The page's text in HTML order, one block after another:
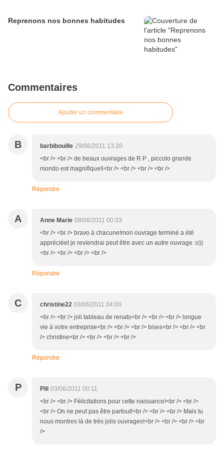
Reprenons nos bonnes habitudes
Commentaires
Ajouter un commentaire
B barbibouille 29/06/2011 13:20
<br /> <br /> de beaux ouvrages de R P , piccolo grande
mondo est magnifique!i<br /> <br /> <br /> <br />
Répondre
A Anne Marie 08/06/2011 00:33
<br /> <br /> bravo à chacune!mon ouvrage terminé a été
appréciéet je reviendrai peut être avec un autre ouvrage :o))
<br /> <br /> <br /> <br />
Répondre
C christine22 03/06/2011 04:00
<br /> <br /> joli tableau de renato<br /> <br /> <br /> longue
vie à votre entreprise<br /> <br /> <br /> bises<br /> <br /> <br
/> christine<br /> <br /> <br /> <br />
Répondre
P Pili 03/06/2011 00:11
<br /> <br /> Félicitations pour cette naissance!<br /> <br />
<br /> On ne peut pas être partout!<br /> <br /> <br /> Mais tu
nous montres là de très jolis ouvrages!<br /> <br /> <br /> <br
/>